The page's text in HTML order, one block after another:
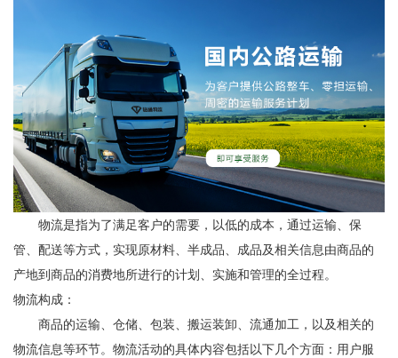
物流是指为了满足客户的需要，以低的成本，通过运输、保
管、配送等方式，实现原材料、半成品、成品及相关信息由商品的
产地到商品的消费地所进行的计划、实施和管理的全过程。
物流构成：
商品的运输、仓储、包装、搬运装卸、流通加工，以及相关的
物流信息等环节。物流活动的具体内容包括以下几个方面：用户服